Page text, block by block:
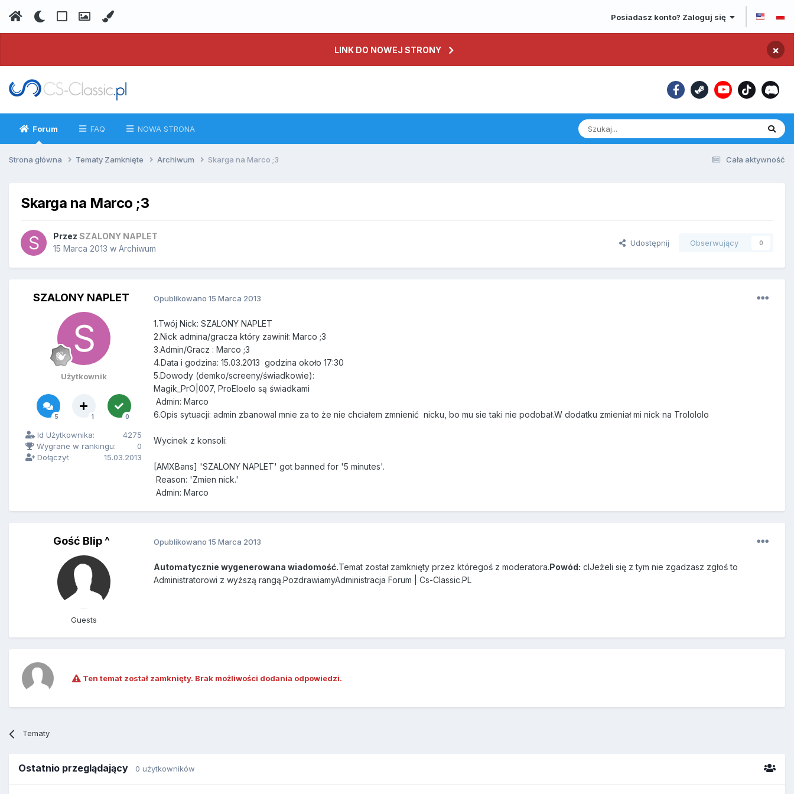
Posiadasz konto? Zaloguj się
LINK DO NOWEJ STRONY ×
Forum FAQ NOWA STRONA
Cała aktywność
Strona główna Tematy Zamknięte Archiwum Skarga na Marco ;3
Skarga na Marco ;3
Przez SZALONY NAPLET
15 Marca 2013 w Archiwum
Udostępnij Obserwujący 0
SZALONY NAPLET
Użytkownik
5 1 0
Id Użytkownika:
4275
Wygrane w rankingu:
0
Dołączył:
15.03.2013
Opublikowano 15 Marca 2013
1.Twój Nick: SZALONY NAPLET
2.Nick admina/gracza który zawinił: Marco ;3
3.Admin/Gracz : Marco ;3
4.Data i godzina: 15.03.2013 godzina około 17:30
5.Dowody (demko/screeny/świadkowie):
Magik_PrO|007, ProEloelo są świadkami
Admin: Marco
6.Opis sytuacji: admin zbanowal mnie za to że nie chciałem zmnienić nicku, bo mu sie taki nie podobał.W dodatku zmieniał mi nick na Trolololo
Wycinek z konsoli:
[AMXBans] 'SZALONY NAPLET' got banned for '5 minutes'.
Reason: 'Zmien nick.'
Admin: Marco
Gość Blip ^
Guests
Opublikowano 15 Marca 2013
Automatycznie wygenerowana wiadomość.Temat został zamknięty przez któregoś z moderatora.Powód: clJeżeli się z tym nie zgadzasz zgłoś to
Administratorowi z wyższą rangą.PozdrawiamyAdministracja Forum | Cs-Classic.PL
Ten temat został zamknięty. Brak możliwości dodania odpowiedzi.
Tematy
Ostatnio przeglądający 0 użytkowników